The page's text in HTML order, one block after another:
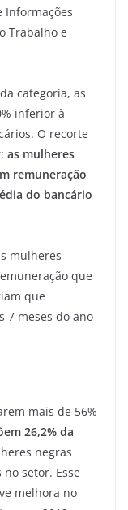
Informações
Trabalho e
categoria, as
inferior à
O recorte
as mulheres
remuneração
do bancário
mulheres
que
que
7 meses do ano
mais de 56%
26,2% da
negras
setor. Esse
melhora no